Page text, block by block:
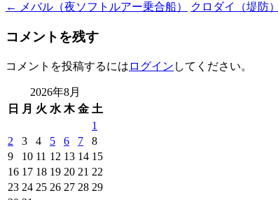
← メバル（夜ソフトルアー乗合船） クロダイ（堤防）
コメントを残す
コメントを投稿するには ログイン してください。
2026年8月
日
月 火 水 木 金 土
1
2
3 4 5 6 7
8
9
10 11 12 13 14 15
16 17 18 19 20 21 22
23 24 25 26 27 28 29